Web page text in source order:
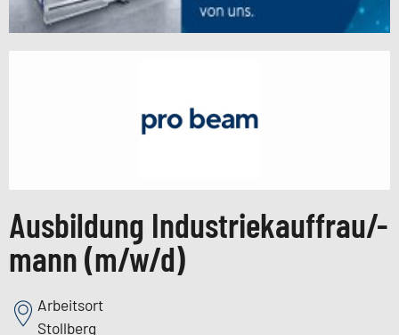
Ausbildung Industriekauffrau/-
mann (m/w/d)
Arbeitsort
Stollberg